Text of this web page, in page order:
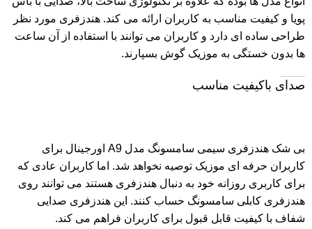
پویا و کیفیت مناسب به کاربران ارائه می کند. هندزفری مورد نظر
طراحی ساده ای دارد و کاربران می توانند با استفاده از آن ساعت
ها بدون خستگی به موزیک گوش بسپارند.
صدای باکیفیت مناسب
بی شک هندزفری سیمی سامسونگ مدل A9 اورجینال برای
کاربران حرفه ای موزیک توصیه نخواهد شد. اما کاربران عادی که
برای کاربری روزانه خود به دنبال هندزفری هستند می توانند روی
هندزفری کابلی سامسونگ حساب کنند. این هندزفری صدایی
شفاف با کیفیت قابل قبول برای کاربران فراهم می کند.